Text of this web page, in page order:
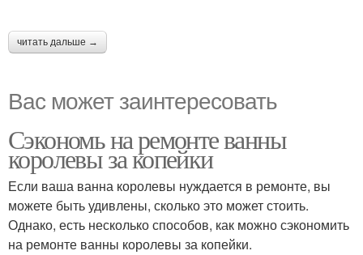
читать дальше →
Вас может заинтересовать
Сэкономь на ремонте ванны
королевы за копейки
Если ваша ванна королевы нуждается в ремонте, вы
можете быть удивлены, сколько это может стоить.
Однако, есть несколько способов, как можно сэкономить
на ремонте ванны королевы за копейки.